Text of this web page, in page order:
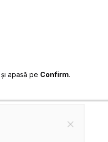
apasă pe Confirm.